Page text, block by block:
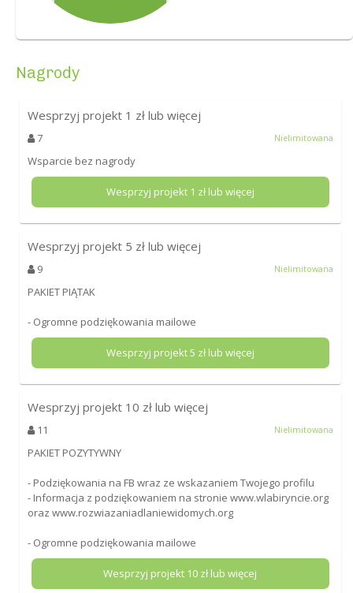
Nagrody
Wesprzyj projekt 1 zł lub więcej
7 Nielimitowana
Wsparcie bez nagrody
Wesprzyj projekt 1 zł lub więcej
Wesprzyj projekt 5 zł lub więcej
9 Nielimitowana
PAKIET PIĄTAK
- Ogromne podziękowania mailowe
Wesprzyj projekt5 zł lub więcej
Wesprzyj projekt 10 zł lub więcej
11 Nielimitowana
PAKIET POZYTYWNY
- Podziękowania na FB wraz ze wskazaniem Twojego profilu
- Informacja z podziękowaniem na stronie www.wlabiryncie.org
oraz www.rozwiazaniadlaniewidomych.org
- Ogromne podziękowania mailowe
Wesprzyj projekt 10 zł lub więcej